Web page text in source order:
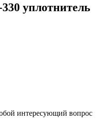
уплотнитель
интересующий вопрос